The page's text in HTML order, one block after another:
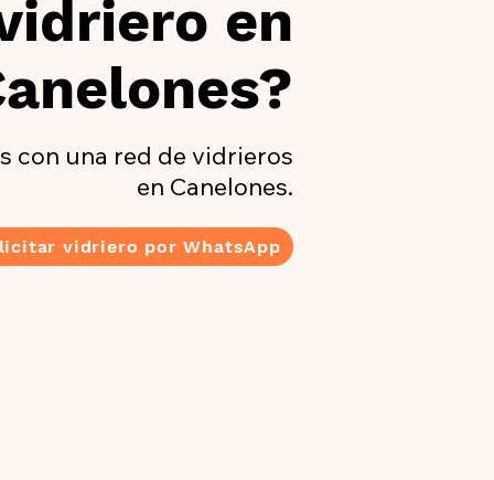
en
con una red de vidrieros
en Canelones.
vidriero por WhatsApp